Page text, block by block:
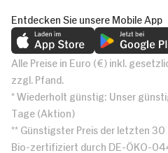
Entdecken Sie unsere Mobile App
Alle Preise in Euro (€) inkl.
zzgl. Pfand.
* Wiederholt günstig: Unser
Tage (Aktion)
** Günstigster Preis der letzten 30
Bio-zertifiziert durch DE-ÖKO-